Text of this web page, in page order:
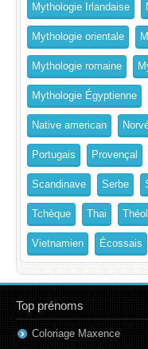
Mythologie Irlandaise
Mythologie orientale
Mythologie romaine
Mythologie Égyptienne
Native american
Portugais Provençal
Scandinave Serbe
Tchèque Thai
Vietnamien Écossais
Top prénoms
Coloriage Maxence